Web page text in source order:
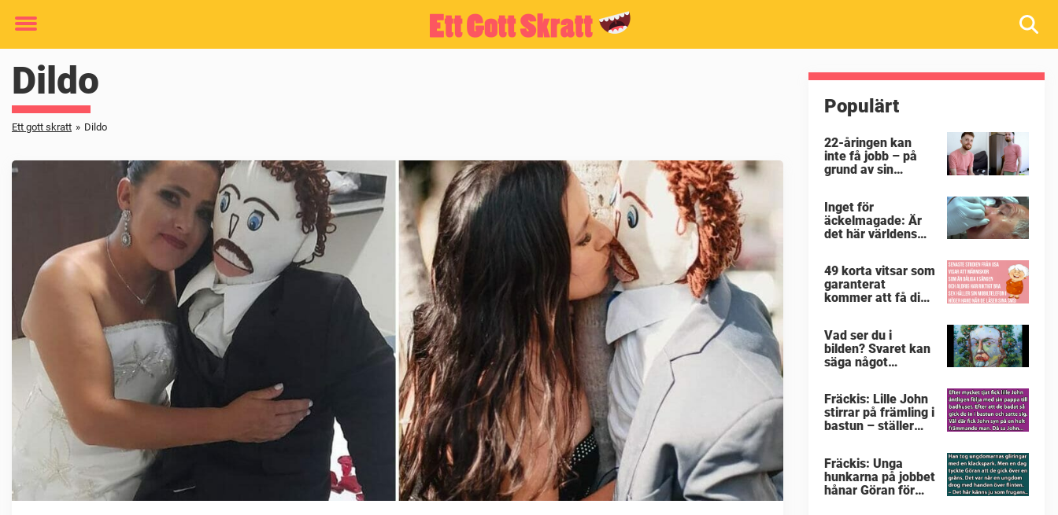
Toggle
Dildo
Ett gott skratt » Dildo
Populärt
22-åringen kan
inte få jobb – på
grund av sin
trodde att jag hade
stånd”
Inget för
äckelmagade: Är
det här världens
49 korta vitsar som
garanterat
kommer att få dig
Vad ser du i
bilden? Svaret kan
säga något
Fräckis: Lille John
stirrar på främling i
bastun – ställer
Fräckis: Unga
hunkarna på jobbet
hånar Göran för